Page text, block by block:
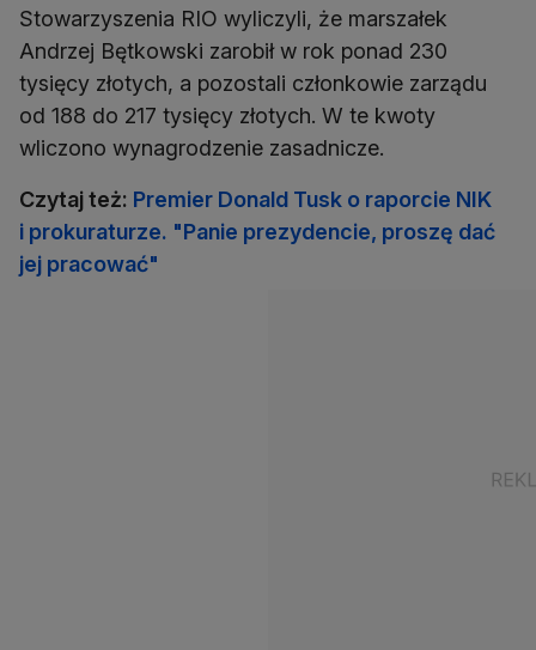
Stowarzyszenia RIO wyliczyli, że marszałek
Andrzej Bętkowski zarobił w rok ponad 230
tysięcy złotych, a pozostali członkowie zarządu
od 188 do 217 tysięcy złotych. W te kwoty
wliczono wynagrodzenie zasadnicze.
Czytaj też: Premier Donald Tusk o raporcie NIK
i prokuraturze. "Panie prezydencie, proszę dać
jej pracować"